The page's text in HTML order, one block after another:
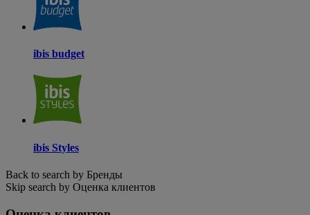
ibis budget
ibis Styles
Back to search by Бренды
Skip search by Оценка клиентов